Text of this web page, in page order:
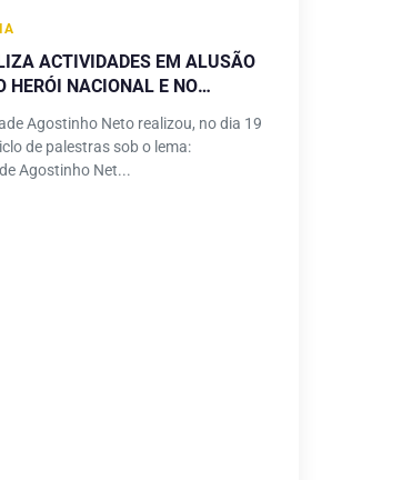
ACTIVIDADES EM ALUSÃO
HERÓI NACIONAL E NO
DA UNIVERSIDADE
NETO
Agostinho Neto realizou, no dia 19
de palestras sob o lema:
Agostinho Net...